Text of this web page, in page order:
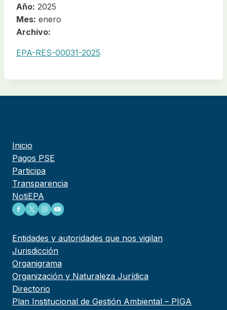
Año: 2025
Mes: enero
Archivo:
EPA-RES-00031-2025
Inicio
Pagos PSE
Participa
Transparencia
NotiEPA
Entidades y autoridades que nos vigilan
Jurisdicción
Organigrama
Organización y Naturaleza Jurídica
Directorio
Plan Institucional de Gestión Ambiental – PIGA